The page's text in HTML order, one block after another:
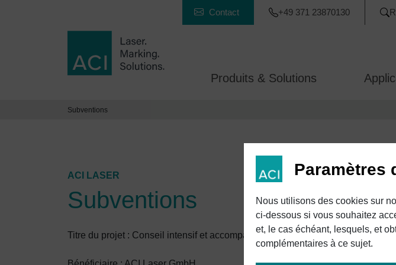
Contact +49 371 23870130
Produits & Solutions
Subventions
ACI LASER
Subventions
Titre du projet : Conseil intensif et accompagnement du processus par un(e)
Paramètres
Nous utilisons des cookies sur
ci-dessous si vous souhaitez
et, le cas échéant, lesquels, et
complémentaires à ce sujet.